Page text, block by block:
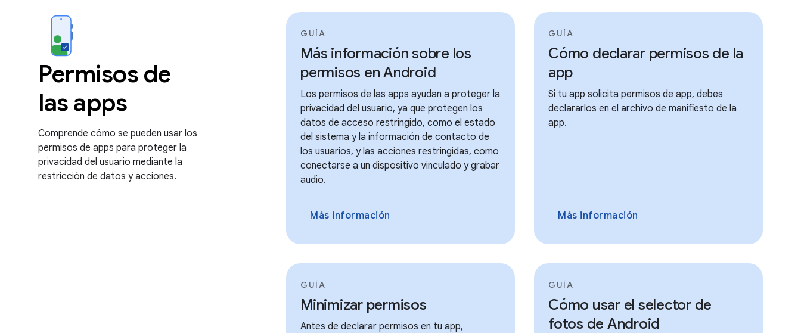
Permisos de
las apps
Comprende cómo se pueden usar los
permisos de apps para proteger la
privacidad del usuario mediante la
restricción de datos y acciones.
GUÍA
Más información sobre los
permisos en Android
Los permisos de las apps ayudan a proteger la
privacidad del usuario, ya que protegen los
datos de acceso restringido, como el estado
del sistema y la información de contacto de
los usuarios, y las acciones restringidas, como
conectarse a un dispositivo vinculado y grabar
audio.
Más información
GUÍA
Cómo declarar permisos de la
app
Si tu app solicita permisos de app, debes
declararlos en el archivo de manifiesto de la
app.
Más información
GUÍA
Minimizar permisos
Antes de declarar permisos en tu app,
GUÍA
Cómo usar el selector de
fotos de Android